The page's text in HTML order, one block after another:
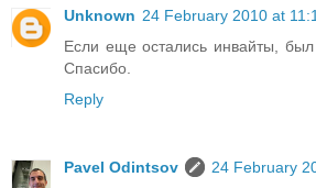
Unknown 24 February 2010 at
Если еще остались инвайты,
Спасибо.
Reply
Pavel Odintsov
24 February